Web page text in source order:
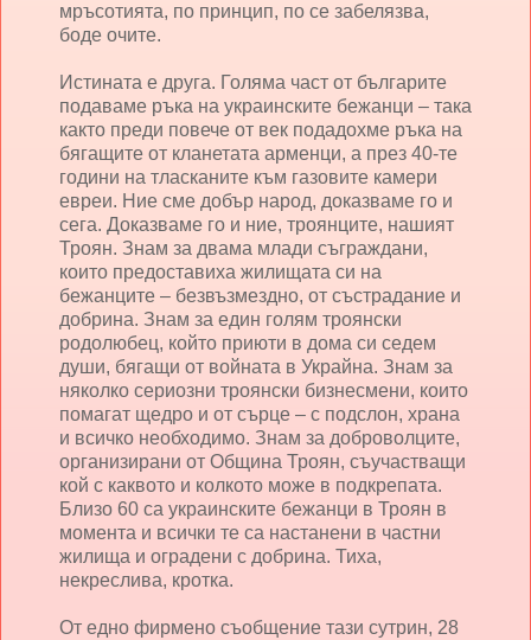
мръсотията, по принцип, по се забелязва,
боде очите.
Истината е друга. Голяма част от българите
подаваме ръка на украинските бежанци – така
както преди повече от век подадохме ръка на
бягащите от кланетата арменци, а през 40-те
години на тласканите към газовите камери
евреи. Ние сме добър народ, доказваме го и
сега. Доказваме го и ние, троянците, нашият
Троян. Знам за двама млади съграждани,
които предоставиха жилищата си на
бежанците – безвъзмездно, от състрадание и
добрина. Знам за един голям троянски
родолюбец, който приюти в дома си седем
души, бягащи от войната в Украйна. Знам за
няколко сериозни троянски бизнесмени, които
помагат щедро и от сърце – с подслон, храна
и всичко необходимо. Знам за доброволците,
организирани от Община Троян, съучастващи
кой с каквото и колкото може в подкрепата.
Близо 60 са украинските бежанци в Троян в
момента и всички те са настанени в частни
жилища и оградени с добрина. Тиха,
некреслива, кротка.
От едно фирмено съобщение тази сутрин, 28